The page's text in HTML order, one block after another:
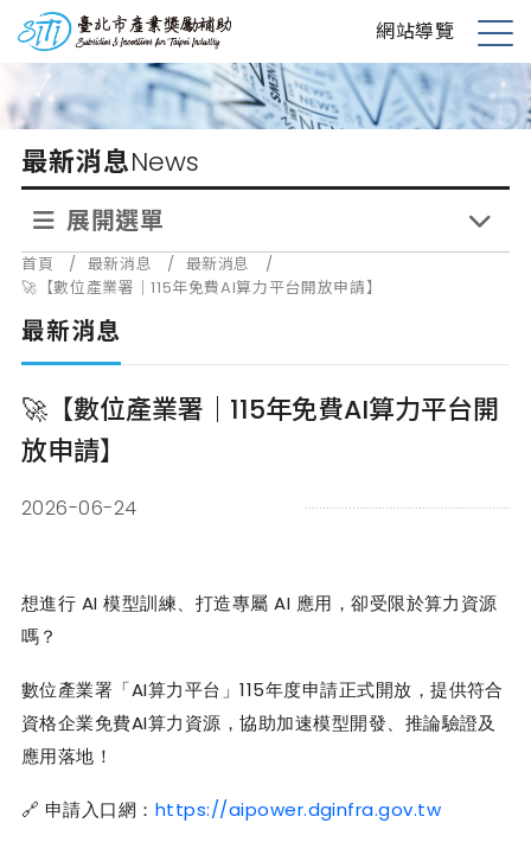
到
要
內
台北市產業獎勵補助 網站導覽
展
開
選
單
最新消息News
展開選單
首頁 / 最新消息 / 最新消息
/
🚀【數位產業署｜115年免費AI算力平台開放申請】
最新消息
🚀【數位產業署｜115年免費AI算力平台開
放申請】
2026-06-24
想進行 AI模型訓練、打造專屬 AI 應用，卻受限於算力資源
嗎？
數位產業署「 AI算力平台」115年度申請正式開放，提供符合
資格企業免費AI算力資源，協助加速模型開發、推論驗證及
應用落地！
🔗 申請入口網： https://aipower.dginfra.gov.tw